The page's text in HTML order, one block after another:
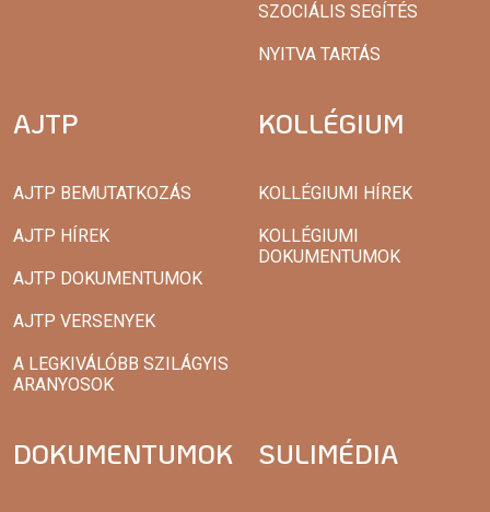
SZOCIÁLIS SEGÍTÉS
NYITVA TARTÁS
AJTP
AJTP BEMUTATKOZÁS
AJTP HÍREK
AJTP DOKUMENTUMOK
AJTP VERSENYEK
A LEGKIVÁLÓBB SZILÁGYIS
ARANYOSOK
KOLLÉGIUM
KOLLÉGIUMI HÍREK
KOLLÉGIUMI
DOKUMENTUMOK
DOKUMENTUMOK SULIMÉDIA